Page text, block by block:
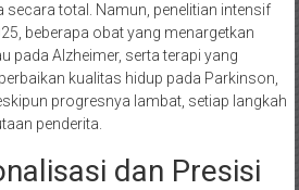
secara total. Namun, penelitian intensif
beberapa obat yang menargetkan
pada Alzheimer, serta terapi yang
kualitas hidup pada Parkinson,
progresnya lambat, setiap langkah
penderita.
dan Presisi